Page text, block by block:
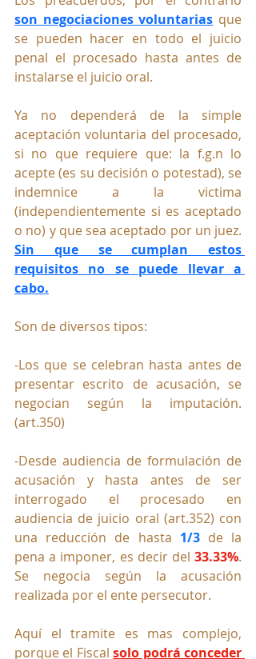
son negociaciones voluntarias que
se pueden hacer en todo el juicio
penal el procesado hasta antes de
instalarse el juicio oral.
Ya no dependerá de la simple
aceptación voluntaria del procesado,
si no que requiere que: la f.g.n lo
acepte (es su decisión o potestad), se
indemnice a la victima
(independientemente si es aceptado
Sin que se cumplan estos
requisitos no se puede llevar a
cabo.
Son de diversos tipos:
-Los que se celebran hasta antes de
presentar escrito de acusación, se
negocian según la imputación.
(art.350)
-Desde audiencia de formulación de
acusación y hasta antes de ser
interrogado el procesado en
audiencia de juicio oral (art.352) con
una reducción de hasta 1/3 de la
pena a imponer, es decir del 33.33%.
Se negocia según la acusación
realizada por el ente persecutor.
Aquí el tramite es mas complejo,
porque el Fiscal solo podrá conceder